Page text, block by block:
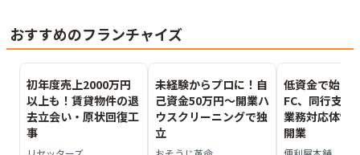
おすすめのフランチャイズ
初年度売上2000万円
以上も！賃貸物件の退
去立会い・原状回復工
事
未経験からプロに！自
己資金50万円～開業ハ
ウスクリーニングで独
立
低資金で始め
FC、同行支援
業務対応体制
開業